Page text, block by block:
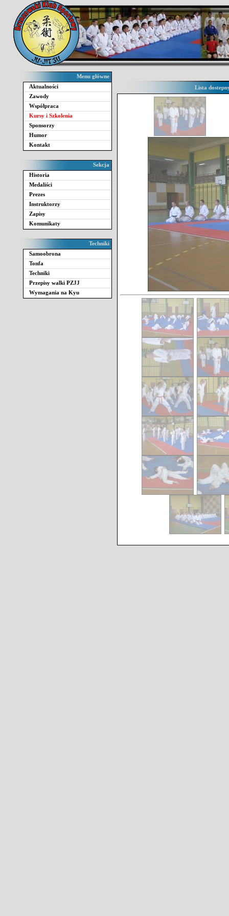
Menu główne
Aktualności
Zawody
Współpraca
Kursy i Szkolenia
Sponsorzy
Humor
Kontakt
Sekcja
Historia
Medaliści
Prezes
Instruktorzy
Zapisy
Komunikaty
Techniki
Samoobrona
Tonfa
Techniki
Przepisy walki PZJJ
Wymagania na Kyu
Lista